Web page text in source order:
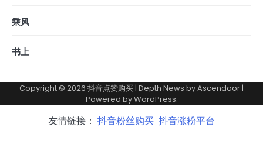
乘风
书上
Copyright © 2026 抖音点赞购买| Depth News byAscendoor|
Powered byWordPress.
友情链接： 抖音粉丝购买 抖音涨粉平台